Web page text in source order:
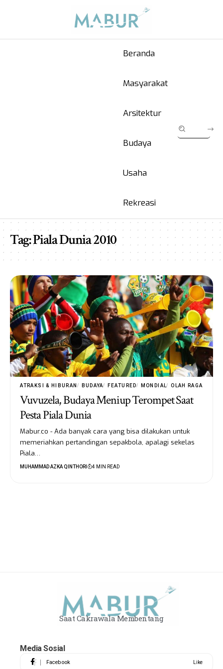
Beranda
Masyarakat
Arsitektur
Budaya
Usaha
Rekreasi
Tag:Piala Dunia 2010
ATRAKSI & HIBURAN BUDAYA FEATURED MONDIAL OLAH RAGA
Vuvuzela, Budaya Meniup Terompet Saat
Pesta Piala Dunia
Mabur.co - Ada banyak cara yang bisa dilakukan untuk
memeriahkan pertandingan sepakbola, apalagi sekelas
Piala…
MUHAMMAD AZKA QINTHORI 4 MIN READ
Saat Cakrawala Membentang
Media Sosial
Facebook Like